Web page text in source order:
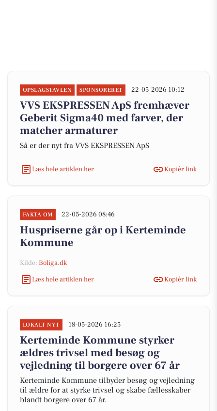
OPSLAGSTAVLEN SPONSORERET 22-05-2026 10:12
VVS EKSPRESSEN ApS fremhæver
Geberit Sigma40 med farver, der
matcher armaturer
Så er der nyt fra VVS EKSPRESSEN ApS
Læs hele artiklen her Kopiér link
FAKTA OM 22-05-2026 08:46
Huspriserne går op i Kerteminde
Kommune
Kilde: Boliga.dk
Læs hele artiklen her
Kopiér link
LOKALT NYT 18-05-2026 16:25
Kerteminde Kommune styrker
ældres trivsel med besøg og
vejledning til borgere over 67 år
Kerteminde Kommune tilbyder besøg og vejledning
til ældre for at styrke trivsel og skabe fællesskaber
blandt borgere over 67 år.